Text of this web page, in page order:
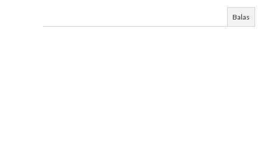
Balas